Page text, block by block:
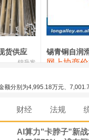
24,300—24,500
货供应
锦升发
锡青铜自润
网上协商
事长、总经理兼首席技术官王兴
发创新和技术积累，公司逐步形
财经 法规
AI算力"卡脖子"新